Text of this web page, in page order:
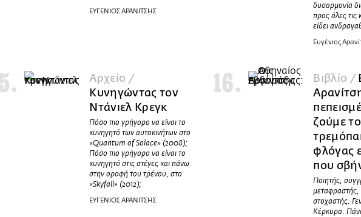
ΕΥΓΕΝΙΟΣ ΑΡΑΝΙΤΣΗΣ
δυσαρμονία
προς όλες τις
είδει
Ευγένιος
Αρχείο /
Κυνηγώντας τον
Ντάνιελ Κρεγκ
Πόσο πιο γρήγορο να είναι το
κυνηγητό των αυτοκινήτων στο
«Quantum of Solace» (2008);
Πόσο πιο γρήγορο να είναι το
κυνηγητό στις στέγες και πάνω
στην οροφή του τρένου, στο
«Skyfall» (2012);
ΕΥΓΕΝΙΟΣ ΑΡΑΝΙΤΣΗΣ
Βιβλίο /
ζούμε το
φλόγας
που
Ποιητής,
μεταφραστής,
στοχαστής.
Κέρκυρα.